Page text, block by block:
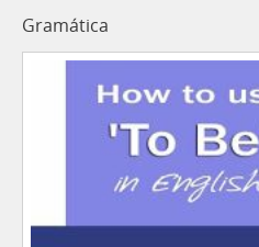
Gramática